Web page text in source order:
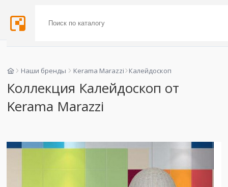
Наши бренды Kerama Marazzi Калейдоскоп
Коллекция Калейдоскоп от
Kerama Marazzi